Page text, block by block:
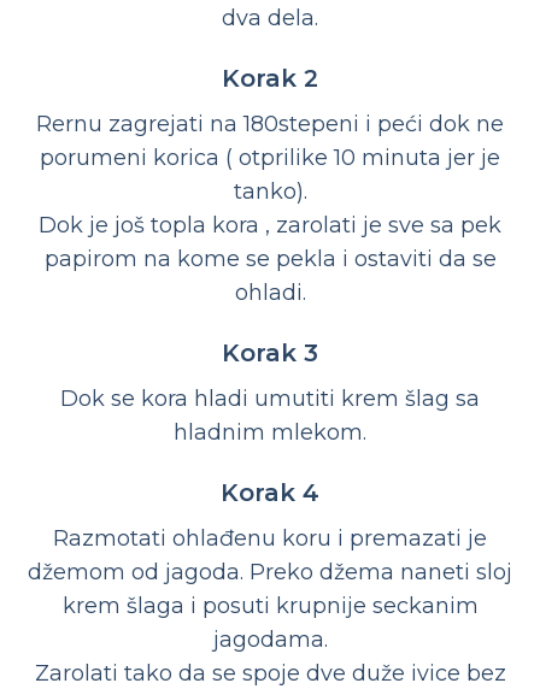
dva dela.
Korak 2
Rernu zagrejati na 180stepeni i peći dok ne
porumeni korica ( otprilike 10 minuta jer je
tanko).
Dok je još topla kora , zarolati je sve sa pek
papirom na kome se pekla i ostaviti da se
ohladi.
Korak 3
Dok se kora hladi umutiti krem šlag sa
hladnim mlekom.
Korak 4
Razmotati ohlađenu koru i premazati je
džemom od jagoda. Preko džema naneti sloj
krem šlaga i posuti krupnije seckanim
jagodama.
Zarolati tako da se spoje dve duže ivice bez